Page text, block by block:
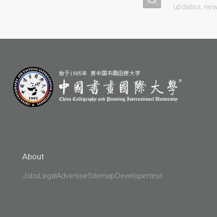
updates,
About
JobsLegalAdvertiseSitemapDevelopertest